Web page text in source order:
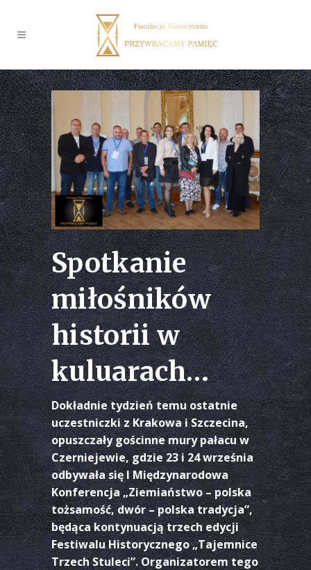
Spotkanie
miłośników
historii w
kuluarach…
Dokładnie tydzień temu ostatnie
uczestniczki z Krakowa i Szczecina,
opuszczały gościnne mury pałacu w
Czerniejewie, gdzie 23 i 24 września
odbywała się I Międzynarodowa
Konferencja „Ziemiaństwo – polska
tożsamość, dwór – polska tradycja”,
będąca kontynuacją trzech edycji
Festiwalu Historycznego „Tajemnice
Trzech Stuleci”. Organizatorem tego